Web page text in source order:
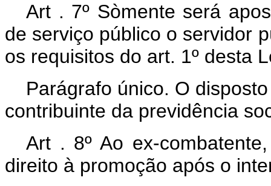
Art . 7º Sòmente será
de serviço público o servidor
os requisitos do art. 1º desta
Parágrafo único. O
contribuinte da previdência
Art . 8º Ao ex-
direito à promoção após o